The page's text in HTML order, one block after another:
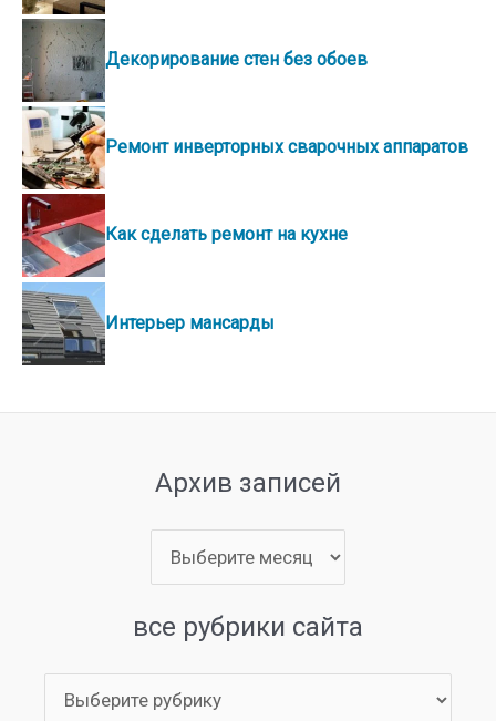
Декорирование стен без обоев
Ремонт инверторных сварочных аппаратов
Как сделать ремонт на кухне
Интерьер мансарды
Архив записей
записей
все рубрики сайта
рубрики